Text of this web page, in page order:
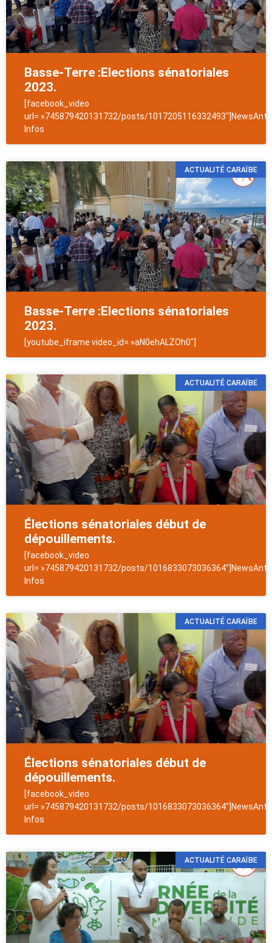
Basse-Terre :Elections sénatoriales
2023.
[facebook_video
url= »745879420131732/posts/
Infos
ACTUALITÉ CARAÏBE
Basse-Terre :Elections sénatoriales
2023.
[youtube_iframe video_id= »aN0ehALZOh0″]
ACTUALITÉ CARAÏBE
Élections sénatoriales début de
dépouillements.
[facebook_video
url= »745879420131732/posts/
Infos
ACTUALITÉ CARAÏBE
Élections sénatoriales début de
dépouillements.
[facebook_video
url= »745879420131732/posts/
Infos
ACTUALITÉ CARAÏBE